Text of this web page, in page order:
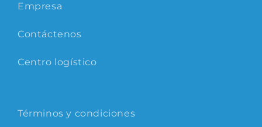
Empresa
Contáctenos
Centro logístico
Términos y condiciones